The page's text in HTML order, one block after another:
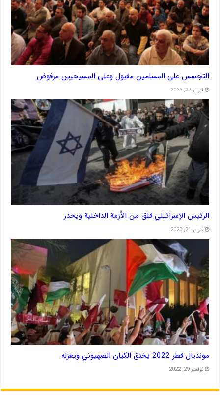
التجسس على المسلمين مقبول وعلى المسيحيين مرفوض
فبراير 27, 2023
الرئيس الإسرائيلي قلق من الأزمة الداخلية ويحذر
فبراير 21, 2023
مونديال قطر 2022 يخنق الكيان الصهيوني ويعزله
نوفمبر 29, 2022